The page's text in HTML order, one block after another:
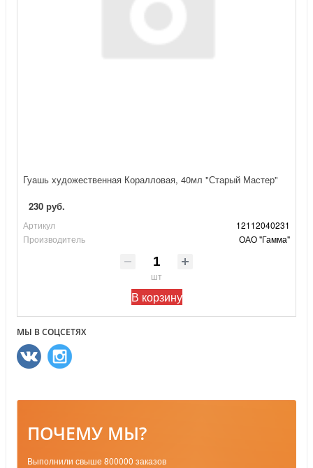
Гуашь художественная Коралловая, 40мл "Старый Мастер"
230 руб.
Артикул
12112040231
Производитель
ОАО "Гамма"
шт
В корзину
МЫ В СОЦСЕТЯХ
ПОЧЕМУ МЫ?
Выполнили свыше 800000 заказов